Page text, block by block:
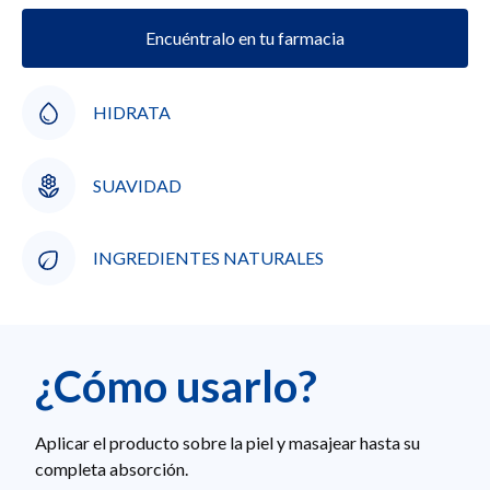
Encuéntralo en tu farmacia
HIDRATA
SUAVIDAD
INGREDIENTES NATURALES
¿Cómo usarlo?
Aplicar el producto sobre la piel y masajear hasta su
completa absorción.